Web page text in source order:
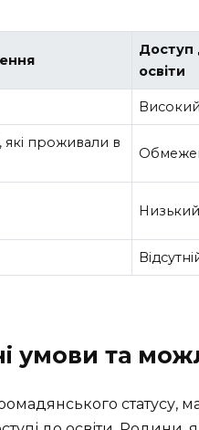
Доступ
освіти
Високий
які проживали в
Низький
умови та
статусу,